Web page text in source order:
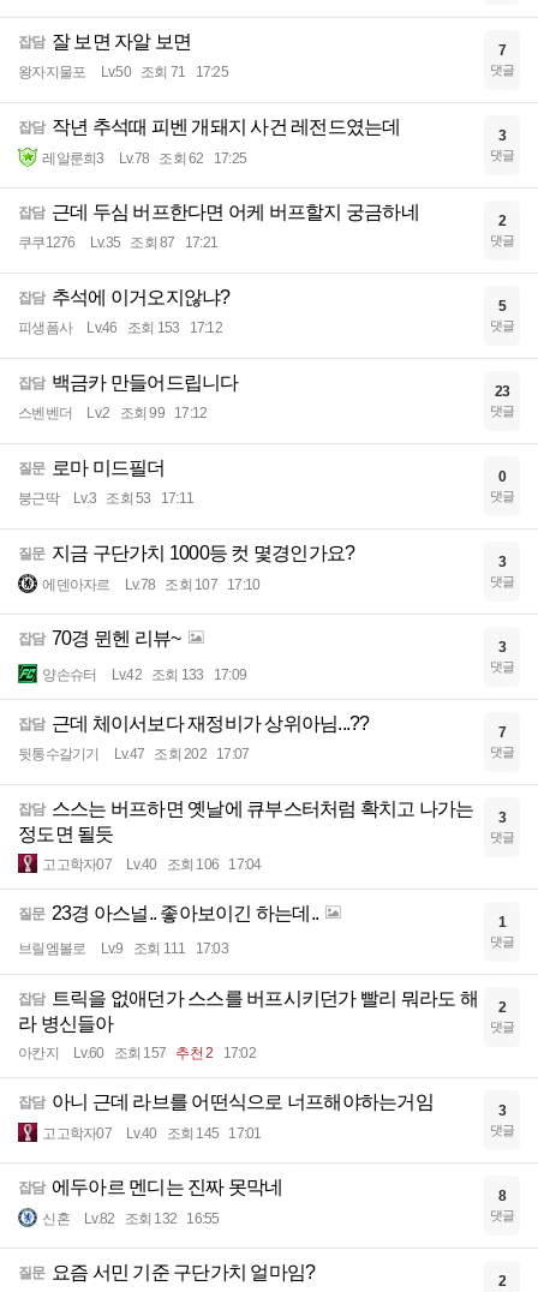
잡담 잘 보면 자알 보면
왕자지물포 Lv.50 조회 71 17:25
7
댓글
잡담 작년 추석때 피벤 개돼지 사건 레전드였는데
레알룬희3 Lv.78 조회 62 17:25
3
댓글
잡담 근데 두심 버프한다면 어케 버프할지 궁금하네
쿠쿠1276 Lv.35 조회 87 17:21
2
댓글
잡담 추석에 이거오지않냐?
피생폼사 Lv.46 조회 153 17:12
5
댓글
잡담 백금카 만들어드립니다
스벤벤더 Lv.2 조회 99 17:12
23
댓글
질문 로마 미드필더
붕근딱 Lv.3 조회 53 17:11
0
댓글
질문 지금 구단가치 1000등 컷 몇경인가요?
에덴아자르 Lv.78 조회 107 17:10
3
댓글
잡담 70경 뮌헨 리뷰~
양손슈터 Lv.42 조회 133 17:09
3
댓글
잡담 근데 체이서보다 재정비가 상위아님...??
뒷통수갈기기 Lv.47 조회 202 17:07
7
댓글
잡담 스스는 버프하면 옛날에 큐부스터처럼 확치고 나가는
정도면 될듯
고고학자07 Lv.40 조회 106 17:04
3
댓글
질문 23경 아스널.. 좋아보이긴 하는데..
브릴엠볼로 Lv.9 조회 111 17:03
1
댓글
잡담 트릭을 없애던가 스스를 버프시키던가 빨리 뭐라도 해
라 병신들아
아칸지 Lv.60 조회 157 추천 2 17:02
2
댓글
잡담 아니 근데 라브를 어떤식으로 너프해야하는거임
고고학자07 Lv.40 조회 145 17:01
3
댓글
잡담 에두아르 멘디는 진짜 못막네
신혼 Lv.82 조회 132 16:55
8
댓글
질문 요즘 서민 기준 구단가치 얼마임? 2